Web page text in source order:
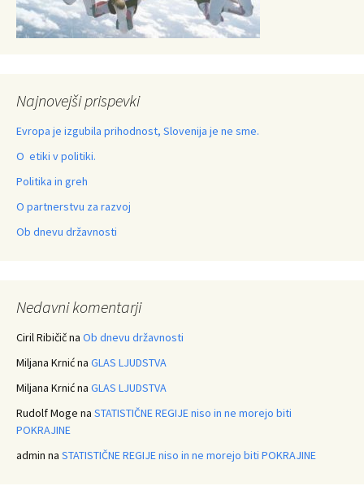
Najnovejši prispevki
Evropa je izgubila prihodnost, Slovenija je ne sme.
O etiki v politiki.
Politika in greh
O partnerstvu za razvoj
Ob dnevu državnosti
Nedavni komentarji
Ciril Ribičična Ob dnevu državnosti
Miljana Krnićna GLAS LJUDSTVA
Miljana Krnićna GLAS LJUDSTVA
Rudolf Moge na STATISTIČNE REGIJE niso in ne morejo biti
POKRAJINE
admin na STATISTIČNE REGIJE niso in ne morejo biti POKRAJINE